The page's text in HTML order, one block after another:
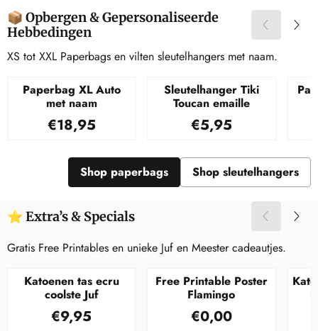
📦 Opbergen & Gepersonaliseerde
Hebbedingen
XS tot XXL Paperbags en vilten sleutelhangers met naam.
Paperbag XL Auto
met naam
Prijs: 18,95
€18,95
Sleutelhanger Tiki
Toucan emaille
Prijs: 5,95
€5,95
Shop paperbags Shop sleutelhangers
⭐ Extra’s & Specials
Gratis Free Printables en unieke Juf en Meester cadeautjes.
Katoenen tas ecru
coolste Juf
Prijs: 9,95
€9,95
Free Printable Poster
Flamingo
Prijs: 0,00
€0,00